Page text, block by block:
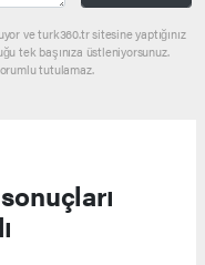
ve turk360.tr sitesine yaptığınız
tek başınıza üstleniyorsunuz.
tutulamaz.